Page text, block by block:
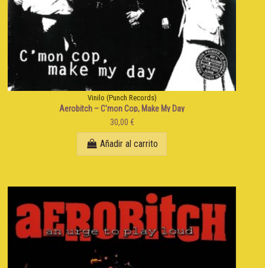
Vinilo (Punch Records)
Aerobitch ‎– C'mon Cop, Make My Day
30,00 €
Añadir al carrito